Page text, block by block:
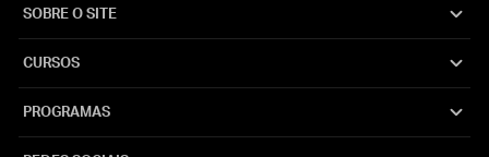
SOBRE O SITE
CURSOS
PROGRAMAS